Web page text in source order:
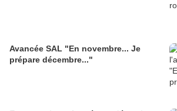
Avancée SAL "En novembre... Je
prépare décembre..."